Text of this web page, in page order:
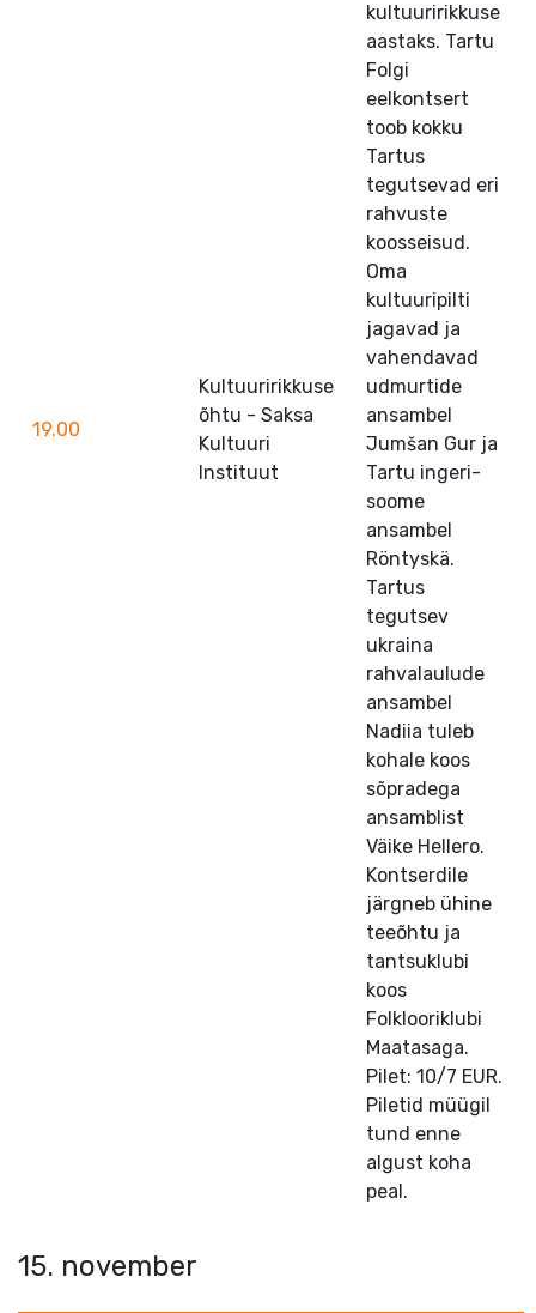
19.00
Kultuuririkkuse
õhtu - Saksa
Kultuuri
Instituut
kultuuririkkuse
aastaks. Tartu
Folgi
eelkontsert
toob kokku
Tartus
tegutsevad eri
rahvuste
koosseisud.
Oma
kultuuripilti
jagavad ja
vahendavad
udmurtide
ansambel
Jumšan Gur ja
Tartu ingeri-
soome
ansambel
Röntyskä.
Tartus
tegutsev
ukraina
rahvalaulude
ansambel
Nadiia tuleb
kohale koos
sõpradega
ansamblist
Väike Hellero.
Kontserdile
järgneb ühine
teeõhtu ja
tantsuklubi
koos
Folklooriklubi
Maatasaga.
Pilet: 10/7 EUR.
Piletid müügil
tund enne
algust koha
peal.
15. november